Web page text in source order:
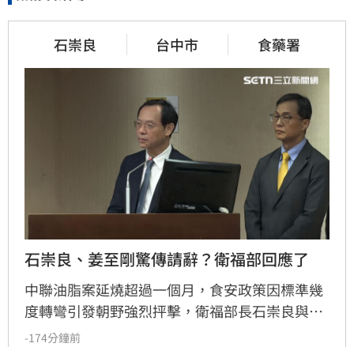
石崇良 台中市 食藥署
石崇良、姜至剛驚傳請辭？衛福部回應了
中聯油脂案延燒超過一個月，食安政策因標準幾
度轉彎引發朝野強烈抨擊，衛福部長石崇良與食
藥署長姜至剛遭點名負責。今日政壇突傳出兩人
-174分鐘前